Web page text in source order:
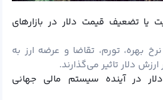
یا تضعیف قیمت دلار در بازارهای
بهره، تورم، تقاضا و عرضه ارز به
دلار تاثیر می‌گذارند.
در آینده سیستم مالی جهانی